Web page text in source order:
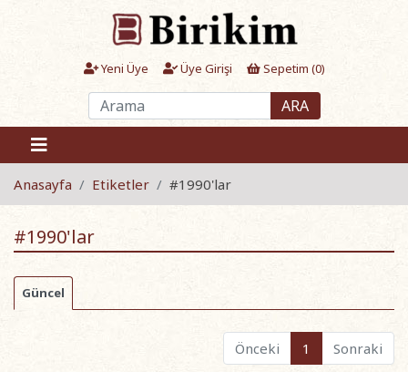
Yeni Üye Üye Girişi Sepetim (0)
ARA
Anasayfa Etiketler #1990'lar
#1990'lar
Güncel
Önceki 1 Sonraki